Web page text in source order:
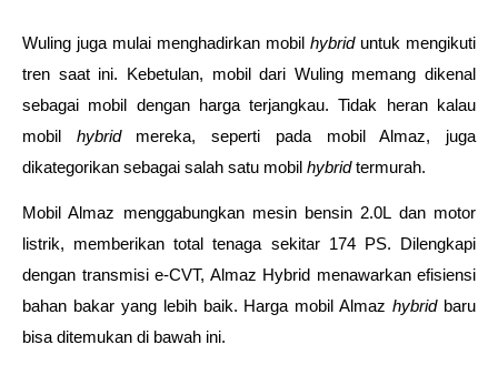
Wuling juga mulai menghadirkan mobil hybrid untuk mengikuti
tren saat ini. Kebetulan, mobil dari Wuling memang dikenal
sebagai mobil dengan harga terjangkau. Tidak heran kalau
mobil hybrid mereka, seperti pada mobil Almaz, juga
dikategorikan sebagai salah satu mobil hybrid termurah.
Mobil Almaz menggabungkan mesin bensin 2.0L dan motor
listrik, memberikan total tenaga sekitar 174 PS. Dilengkapi
dengan transmisi e-CVT, Almaz Hybrid menawarkan efisiensi
bahan bakar yang lebih baik. Harga mobil Almaz hybrid baru
bisa ditemukan di bawah ini.